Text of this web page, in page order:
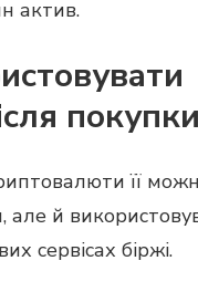
актив.
покупки
її
але й
сервісах біржі.